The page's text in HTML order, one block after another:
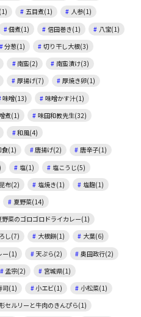
五目煮(1)
人参(1)
佃煮(1) 信田巻き(1)
八宝(1)
分葱(1)
切り干し大根(3)
南蛮(2)
南蛮漬け(3)
厚揚げ(7)
厚焼き卵(1)
味噌(13)
味噌かす汁(1)
煮(1)
味田和教先生(32)
和風(4)
食(1) 唐揚げ(2)
唐辛子(1)
塩(1)
塩こうじ(5)
布(2) 塩焼き(1)
塩麴(1)
夏野菜(14)
野菜のゴロゴロドライカレー(1)
し(7) 大根餅(1)
大葉(6)
ー(1) 天ぷら(2)
奥田政行(2)
孟宗(2)
宮城県(1)
司(1) 小エビ(1)
小松菜(1)
セルリーと牛肉のきんぴら(1)